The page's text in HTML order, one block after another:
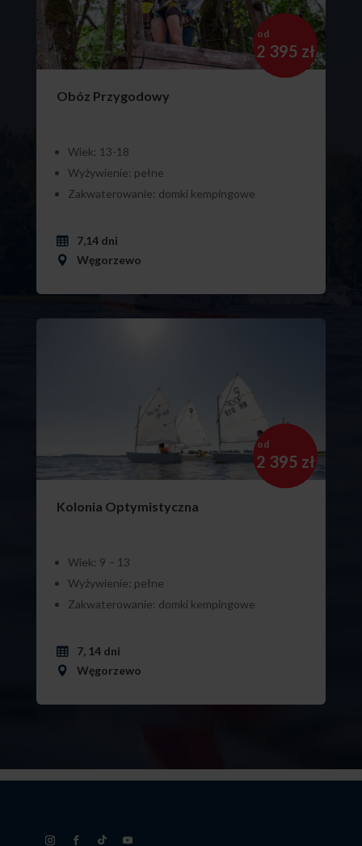
od
2 395 zł
Obóz Przygodowy
Wiek: 13-18
Wyżywienie: pełne
Zakwaterowanie: domki kempingowe
7,14 dni
Węgorzewo
od
2 395 zł
Kolonia Optymistyczna
Wiek: 9 – 13
Wyżywienie: pełne
Zakwaterowanie: domki kempingowe
7, 14 dni
Węgorzewo